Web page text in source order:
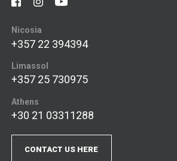
Nicosia
+357 22 394394
Limassol
+357 25 730975
Athens
+30 21 03311288
CONTACT US HERE